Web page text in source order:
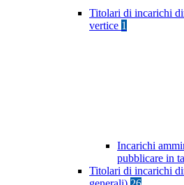
Titolari di incarichi
vertice 1
Incarichi
pubblicare in
Titolari di incarichi